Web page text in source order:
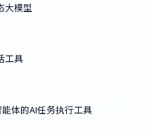
大模型
工具
体的AI任务执行工具